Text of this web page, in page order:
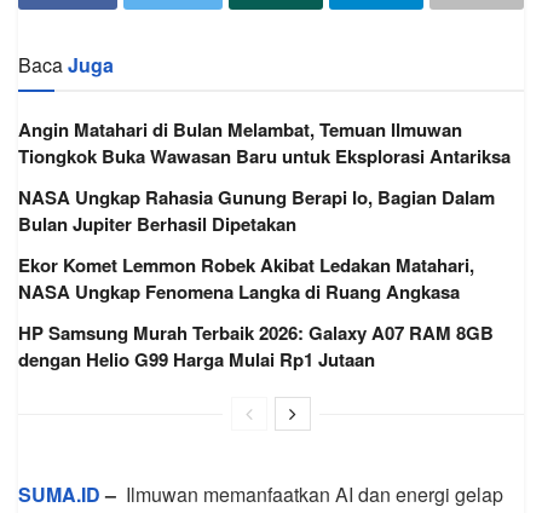
BacaJuga
Angin Matahari di Bulan Melambat, Temuan Ilmuwan
Tiongkok Buka Wawasan Baru untuk Eksplorasi Antariksa
NASA Ungkap Rahasia Gunung Berapi Io, Bagian Dalam
Bulan Jupiter Berhasil Dipetakan
Ekor Komet Lemmon Robek Akibat Ledakan Matahari,
NASA Ungkap Fenomena Langka di Ruang Angkasa
HP Samsung Murah Terbaik 2026: Galaxy A07 RAM 8GB
dengan Helio G99 Harga Mulai Rp1 Jutaan
SUMA.ID– Ilmuwan memanfaatkan AI dan energi gelap